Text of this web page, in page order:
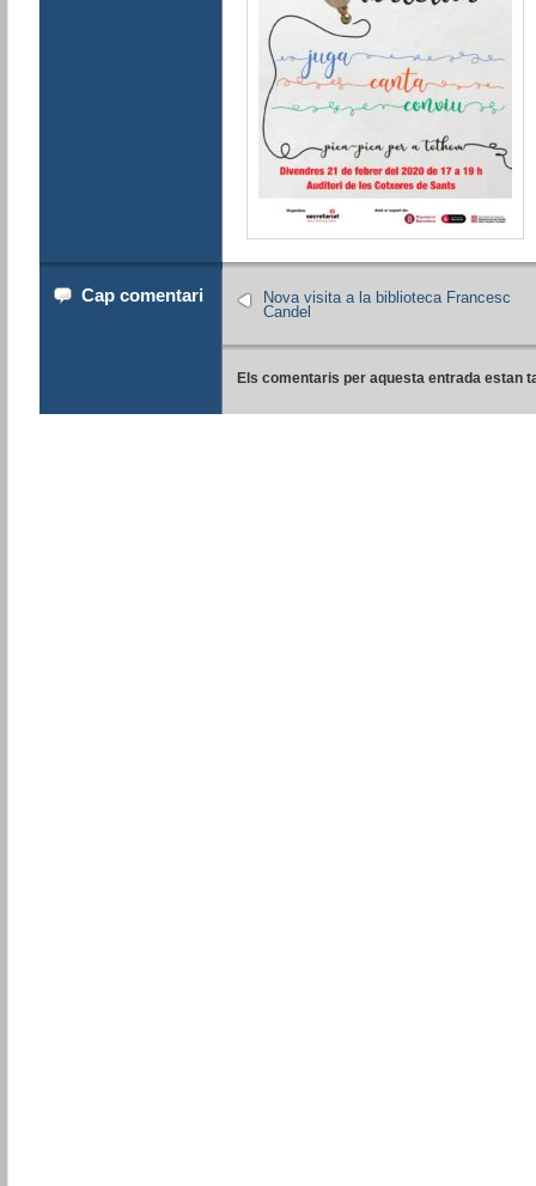
Cap comentari
Nova visita a la biblioteca Francesc
Candel
Els comentaris per aquesta entrada estan